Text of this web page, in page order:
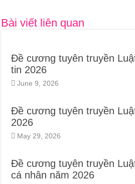
Bài viết liên quan
Đề cương tuyên truyền
tin 2026
June 9, 2026
Đề cương tuyên truyền
2026
May 29, 2026
Đề cương tuyên truyền
cá nhân năm 2026